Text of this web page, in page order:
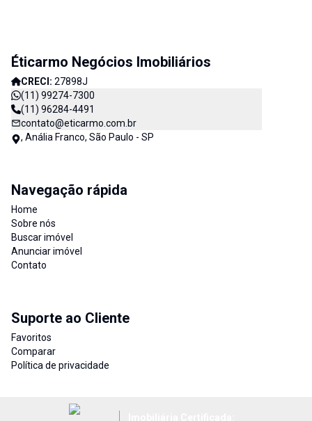
Éticarmo Negócios Imobiliários
CRECI: 27898J
(11) 99274-7300
(11) 96284-4491
contato@eticarmo.com.br
, Anália Franco, São Paulo - SP
Navegação rápida
Home
Sobre nós
Buscar imóvel
Anunciar imóvel
Contato
Suporte ao Cliente
Favoritos
Comparar
Política de privacidade